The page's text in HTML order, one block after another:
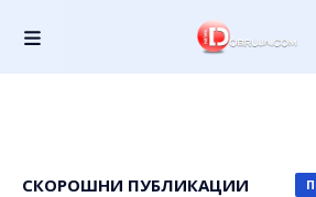
СКОРОШНИ ПУБЛИКАЦИИ